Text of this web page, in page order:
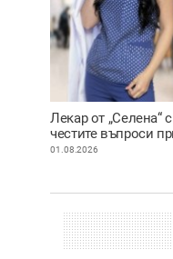
Лекар от „Селена“
честите въпроси
01.08.2026